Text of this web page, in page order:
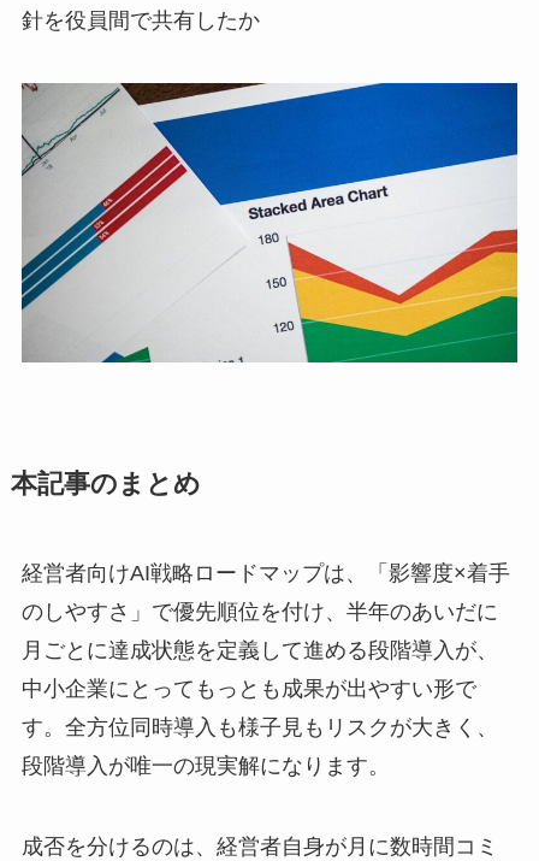
針を役員間で共有したか
本記事のまとめ
経営者向けAI戦略ロードマップは、「影響度×着手
のしやすさ」で優先順位を付け、半年のあいだに
月ごとに達成状態を定義して進める段階導入が、
中小企業にとってもっとも成果が出やすい形で
す。全方位同時導入も様子見もリスクが大きく、
段階導入が唯一の現実解になります。
成否を分けるのは、経営者自身が月に数時間コミ